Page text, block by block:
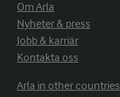
Om Arla
Nyheter & press
Jobb & karriär
Kontakta oss
Arla in other countries